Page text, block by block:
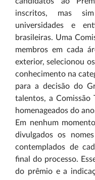
inscritos, mas
universidades e
brasileiras. Uma
membros em cada
exterior, selecionou
conhecimento na
para a decisão do
talentos, a Comissão
homenageados do
Em nenhum
divulgados os
contemplados de
final do processo.
do prêmio e a